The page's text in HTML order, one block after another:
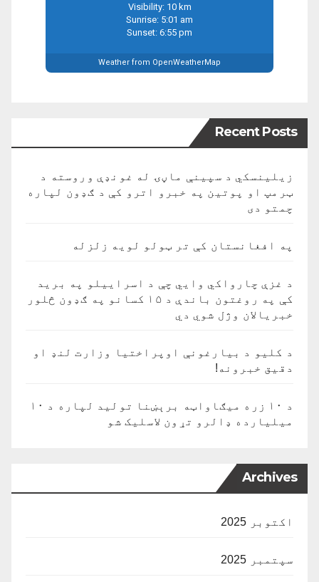
Visibility: 10 km
Sunrise: 5:01 am
Sunset: 6:55 pm
Weather from OpenWeatherMap
Recent Posts
زیلینسکي د سپینې ماڼۍ له غونډې وروسته د
ټرمپ او پوتین په خبرو اترو کې د ګډون لپاره
چمتو دی
په افغانستان کې تر ټولو لویه زلزله
د غزې چارواکي وايي چې د اسراییلو په برید
کې په روغتون باندې د ۱۵ کسانو په ګډون څلور
خبریالان وژل شوي دي
د کلیو د بیارغونې اوپراختیا وزارت لنډ او
دقیق خبرونه!
د ۱۰ زره میګاواټه برېښنا تولید لپاره د ۱۰
میلیارده ډالرو تړون لاسلیک شو
Archives
اکتوبر 2025
سپتمبر 2025